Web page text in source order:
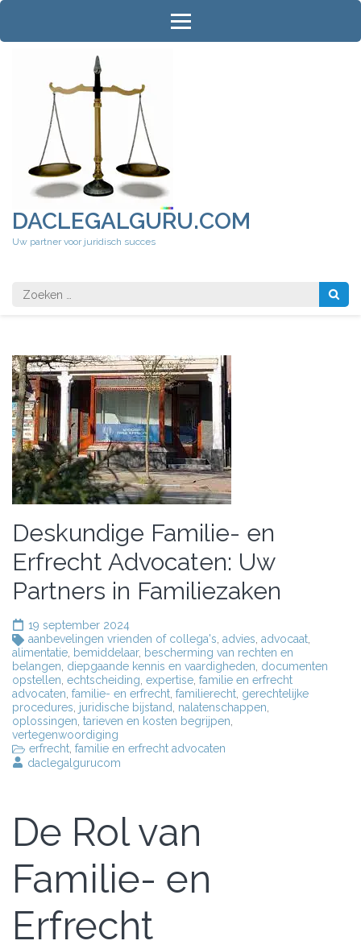
Ga
inhoud
DACLEGALGURU.COM
Uw partner voor juridisch succes
Zoeken
naar:
Deskundige Familie- en
Erfrecht Advocaten: Uw
Partners in Familiezaken
19 september 2024
aanbevelingen vrienden of collega's advies advocaat
alimentatie bemiddelaar, bescherming van rechten en
belangen diepgaande kennis en vaardigheden documenten
opstellen echtscheiding expertise familie en erfrecht
advocaten familie- en erfrecht familierecht gerechtelijke
procedures juridische bijstand nalatenschappen
oplossingen tarieven en kosten begrijpen
vertegenwoordiging
erfrecht familie en erfrecht advocaten
daclegalgurucom
De Rol van
Familie- en
Erfrecht